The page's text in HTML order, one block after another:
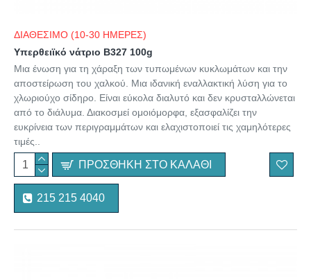
ΔΙΑΘΕΣΙΜΟ (10-30 ΗΜΕΡΕΣ)
Υπερθειϊκό νάτριο B327 100g
Μια ένωση για τη χάραξη των τυπωμένων κυκλωμάτων και την
αποστείρωση του χαλκού. Μια ιδανική εναλλακτική λύση για το
χλωριούχο σίδηρο. Είναι εύκολα διαλυτό και δεν κρυσταλλώνεται
από το διάλυμα. Διακοσμεί ομοιόμορφα, εξασφαλίζει την
ευκρίνεια των περιγραμμάτων και ελαχιστοποιεί τις χαμηλότερες
τιμές..
ΠΡΟΣΘΉΚΗ ΣΤΟ ΚΑΛΆΘΙ
215 215 4040